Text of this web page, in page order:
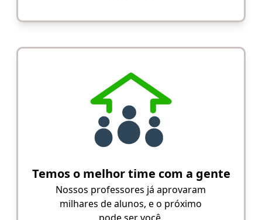
Temos o melhor time com a gente
Nossos professores já aprovaram
milhares de alunos, e o próximo